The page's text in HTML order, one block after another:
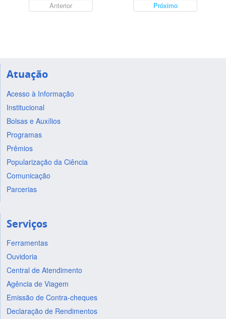
Anterior Próximo
Atuação
Acesso à Informação
Institucional
Bolsas e Auxílios
Programas
Prêmios
Popularização da Ciência
Comunicação
Parcerias
Serviços
Ferramentas
Ouvidoria
Central de Atendimento
Agência de Viagem
Emissão de Contra-cheques
Declaração de Rendimentos